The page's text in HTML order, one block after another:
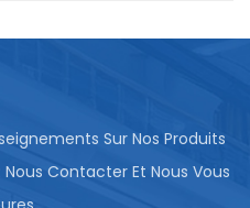
Cela s'inscrit
Elles contribuent
et le prix
d'eau en sachets
Sur Nos Produits
Nous Contacter Et Nous Vous